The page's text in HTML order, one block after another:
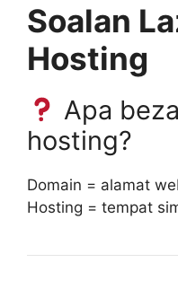
Soalan
Hosting
Apa
hosting?
Domain = alamat
Hosting = tempat